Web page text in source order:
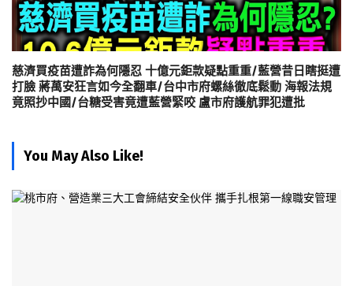
慈濟買疫苗遭詐為何隱忍 十億元鉅款疑點重重/藍營昔日瞎挺遭
打臉 蔣萬安狂言如今全翻車/台中市府螺絲徹底鬆動 海報法規
竟照抄中國/台糖受害竟遭藍營緊咬 盧市府護航罪犯遭批
You May Also Like!